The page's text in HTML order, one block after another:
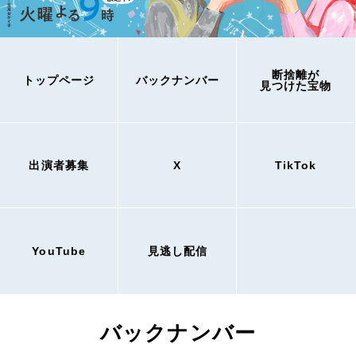
トップページ バックナンバー
断捨離が
見つけた宝物
出演者募集 X TikTok
YouTube 見逃し配信
バックナンバー